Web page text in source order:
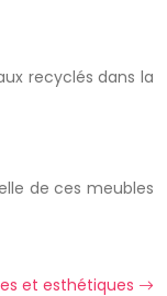
recyclés dans la
de ces meubles
et esthétiques